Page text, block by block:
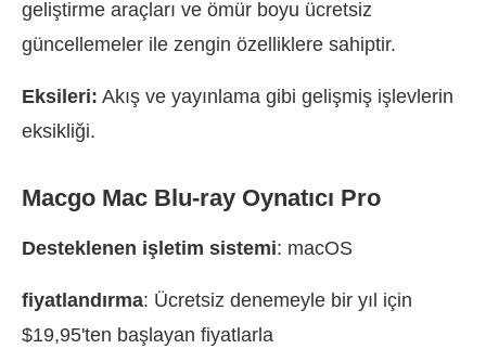
geliştirme araçları ve ömür boyu ücretsiz
güncellemeler ile zengin özelliklere sahiptir.
Eksileri: Akış ve yayınlama gibi gelişmiş işlevlerin
eksikliği.
Macgo Mac Blu-ray Oynatıcı Pro
Desteklenen işletim sistemi: macOS
fiyatlandırma: Ücretsiz denemeyle bir yıl için
$19,95'ten başlayan fiyatlarla